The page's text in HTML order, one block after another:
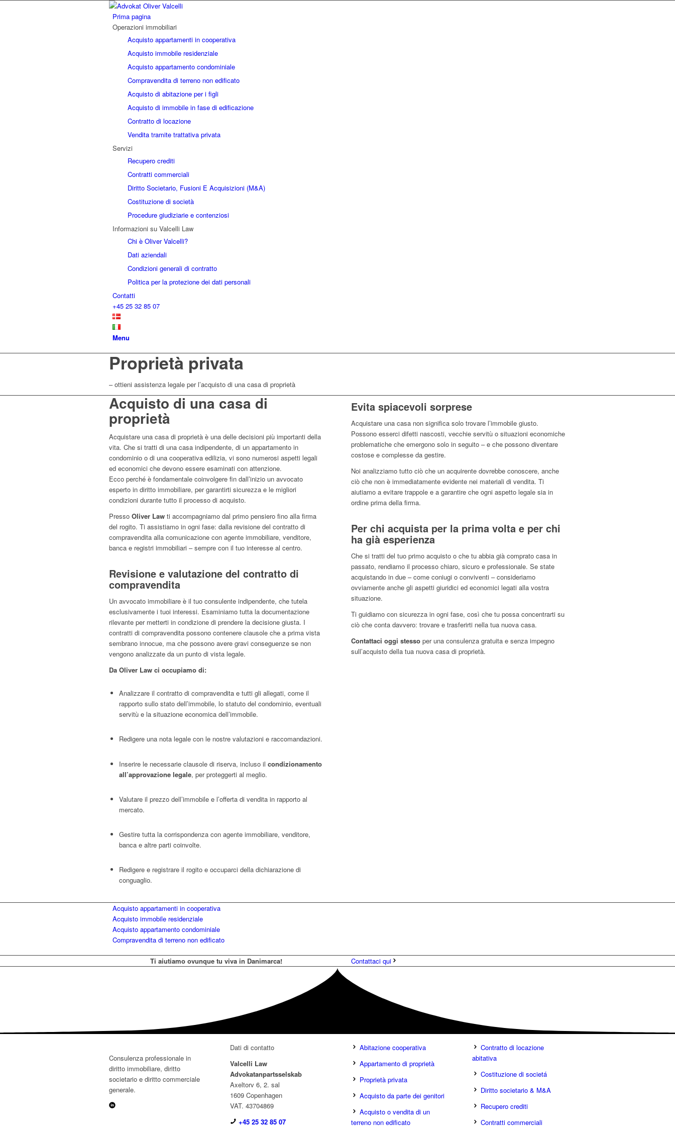
Prima pagina
Operazioni immobiliari
Acquisto appartamenti in cooperativa
Acquisto immobile residenziale
Acquisto appartamento condominiale
Compravendita di terreno non edificato
Acquisto di abitazione per i figli
Acquisto di immobile in fase di edificazione
Contratto di locazione
Vendita tramite trattativa privata
Servizi
Recupero crediti
Contratti commerciali
Diritto Societario, Fusioni E Acquisizioni (M&A)
Costituzione di società
Procedure giudiziarie e contenziosi
Informazioni su Valcelli Law
Chi è Oliver Valcelli?
Dati aziendali
Condizioni generali di contratto
Politica per la protezione dei dati personali
Contatti
+45 25 32 85 07
Menu
Proprietà privata
– ottieni assistenza legale per l’acquisto di una casa di proprietà
Acquisto di una casa di
proprietà
Acquistare una casa di proprietà è una delle decisioni più importanti della
vita. Che si tratti di una casa indipendente, di un appartamento in
condominio o di una cooperativa edilizia, vi sono numerosi aspetti legali
ed economici che devono essere esaminati con attenzione.
Ecco perché è fondamentale coinvolgere fin dall’inizio un avvocato
esperto in diritto immobiliare, per garantirti sicurezza e le migliori
condizioni durante tutto il processo di acquisto.
Presso Oliver Law ti accompagniamo dal primo pensiero fino alla firma
del rogito. Ti assistiamo in ogni fase: dalla revisione del contratto di
compravendita alla comunicazione con agente immobiliare, venditore,
banca e registri immobiliari – sempre con il tuo interesse al centro.
Revisione e valutazione del contratto di
compravendita
Un avvocato immobiliare è il tuo consulente indipendente, che tutela
esclusivamente i tuoi interessi. Esaminiamo tutta la documentazione
rilevante per metterti in condizione di prendere la decisione giusta. I
contratti di compravendita possono contenere clausole che a prima vista
sembrano innocue, ma che possono avere gravi conseguenze se non
vengono analizzate da un punto di vista legale.
Da Oliver Law ci occupiamo di:
Analizzare il contratto di compravendita e tutti gli allegati, come il
rapporto sullo stato dell’immobile, lo statuto del condominio, eventuali
servitù e la situazione economica dell’immobile.
Redigere una nota legale con le nostre valutazioni e raccomandazioni.
Inserire le necessarie clausole di riserva, incluso il condizionamento
all’approvazione legale, per proteggerti al meglio.
Valutare il prezzo dell’immobile e l’offerta di vendita in rapporto al
mercato.
Gestire tutta la corrispondenza con agente immobiliare, venditore,
banca e altre parti coinvolte.
Redigere e registrare il rogito e occuparci della dichiarazione di
conguaglio.
Evita spiacevoli sorprese
Acquistare una casa non significa solo trovare l’immobile giusto.
Possono esserci difetti nascosti, vecchie servitù o situazioni economiche
problematiche che emergono solo in seguito – e che possono diventare
costose e complesse da gestire.
Noi analizziamo tutto ciò che un acquirente dovrebbe conoscere, anche
ciò che non è immediatamente evidente nei materiali di vendita. Ti
aiutiamo a evitare trappole e a garantire che ogni aspetto legale sia in
ordine prima della firma.
Per chi acquista per la prima volta e per chi
ha già esperienza
Che si tratti del tuo primo acquisto o che tu abbia già comprato casa in
passato, rendiamo il processo chiaro, sicuro e professionale. Se state
acquistando in due – come coniugi o conviventi – consideriamo
ovviamente anche gli aspetti giuridici ed economici legati alla vostra
situazione.
Ti guidiamo con sicurezza in ogni fase, così che tu possa concentrarti su
ciò che conta davvero: trovare e trasferirti nella tua nuova casa.
Contattaci oggi stesso per una consulenza gratuita e senza impegno
sull’acquisto della tua nuova casa di proprietà.
Acquisto appartamenti in cooperativa
Acquisto immobile residenziale
Acquisto appartamento condominiale
Compravendita di terreno non edificato
Ti aiutiamo ovunque tu viva in Danimarca! Contattaci qui
Consulenza professionale in
diritto immobiliare, diritto
societario e diritto commerciale
generale.
Dati di contatto
Valcelli Law
Advokatanpartsselskab
Axeltorv 6, 2. sal
1609 Copenhagen
VAT. 43704869
+4525 32 85 07
Abitazione cooperativa
Appartamento di proprietà
Proprietà privata
Acquisto da parte dei genitori
Acquisto o vendita di un
terreno non edificato
Contratto di locazione
abitativa
Costituzione di societá
Diritto societario & M&A
Recupero crediti
Contratti commerciali